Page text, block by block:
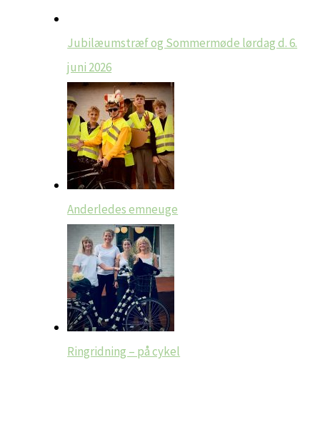
Jubilæumstræf og Sommermøde lørdag d. 6.
juni 2026
Anderledes emneuge
Ringridning – på cykel